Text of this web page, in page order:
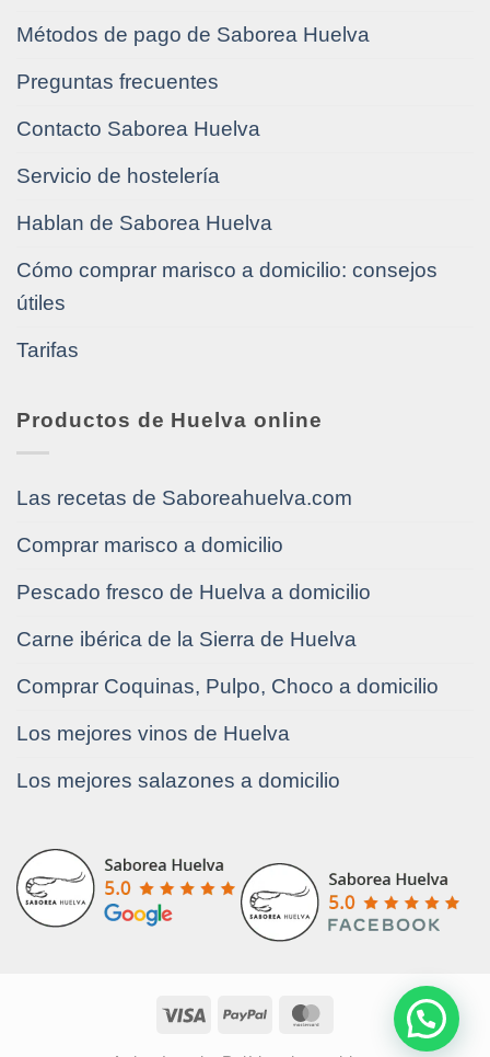
Métodos de pago de Saborea Huelva
Preguntas frecuentes
Contacto Saborea Huelva
Servicio de hostelería
Hablan de Saborea Huelva
Cómo comprar marisco a domicilio: consejos
útiles
Tarifas
Productos de Huelva online
Las recetas de Saboreahuelva.com
Comprar marisco a domicilio
Pescado fresco de Huelva a domicilio
Carne ibérica de la Sierra de Huelva
Comprar Coquinas, Pulpo, Choco a domicilio
Los mejores vinos de Huelva
Los mejores salazones a domicilio
Visa PayPal MasterCard